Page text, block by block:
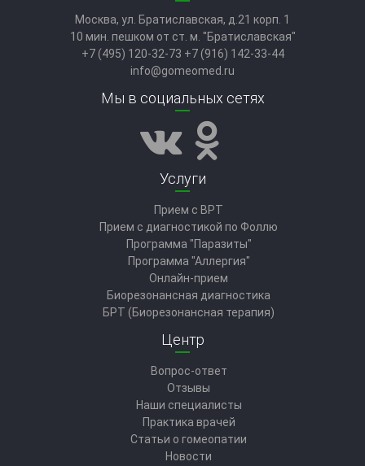
Москва, ул. Братиславская, д.21 корп. 1
10 мин. пешком от ст. м. "Братиславская"
+7 (495) 120-32-73 +7 (916) 142-33-44
info@gomeomed.ru
Мы в социальных сетях
Услуги
Прием с ВРТ
Прием с диагностикой по Фоллю
Программа "Паразиты"
Программа "Аллергия"
Онлайн-прием
Биорезонансная диагностика
БРТ (Биорезонансная терапия)
Центр
Вопрос-ответ
Отзывы
Наши специалисты
Практика врачей
Статьи о гомеопатии
Новости